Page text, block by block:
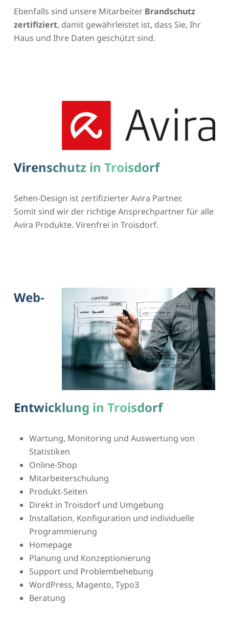
Ebenfalls sind unsere Mitarbeiter Brandschutz
zertifiziert, damit gewährleistet ist, dass Sie, Ihr
Haus und Ihre Daten geschützt sind.
Virenschutz in Troisdorf
Sehen-Design ist zertifizierter Avira Partner.
Somit sind wir der richtige Ansprechpartner für alle
Avira Produkte. Virenfrei in Troisdorf.
Web-
Entwicklung in Troisdorf
Wartung, Monitoring und Auswertung von
Statistiken
Online-Shop
Mitarbeiterschulung
Produkt-Seiten
Direkt in Troisdorf und Umgebung
Installation, Konfiguration und individuelle
Programmierung
Homepage
Planung und Konzeptionierung
Support und Problembehebung
WordPress, Magento, Typo3
Beratung